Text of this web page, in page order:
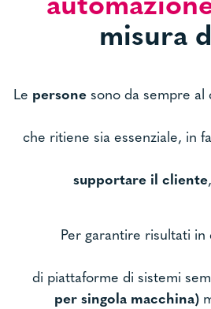
misura
Le persone sono da sempre al
che ritiene sia essenziale, in
supportare il cliente
Per garantire risultati in
di piattaforme di sistemi
per singola macchina)